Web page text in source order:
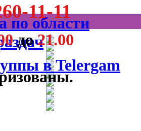
11-11
до21.00
по области